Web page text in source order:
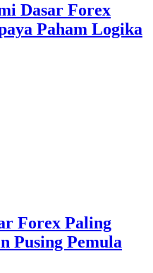
Dasar Forex
Paham Logika
Forex Paling
Pusing Pemula